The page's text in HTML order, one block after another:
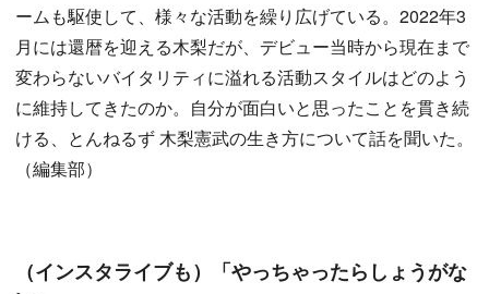
ームも駆使して、様々な活動を繰り広げている。2022年3
月には還暦を迎える木梨だが、デビュー当時から現在まで
変わらないバイタリティに溢れる活動スタイルはどのよう
に維持してきたのか。自分が面白いと思ったことを貫き続
ける、とんねるず 木梨憲武の生き方について話を聞いた。
（編集部）
（インスタライブも）「やっちゃったらしょうがな